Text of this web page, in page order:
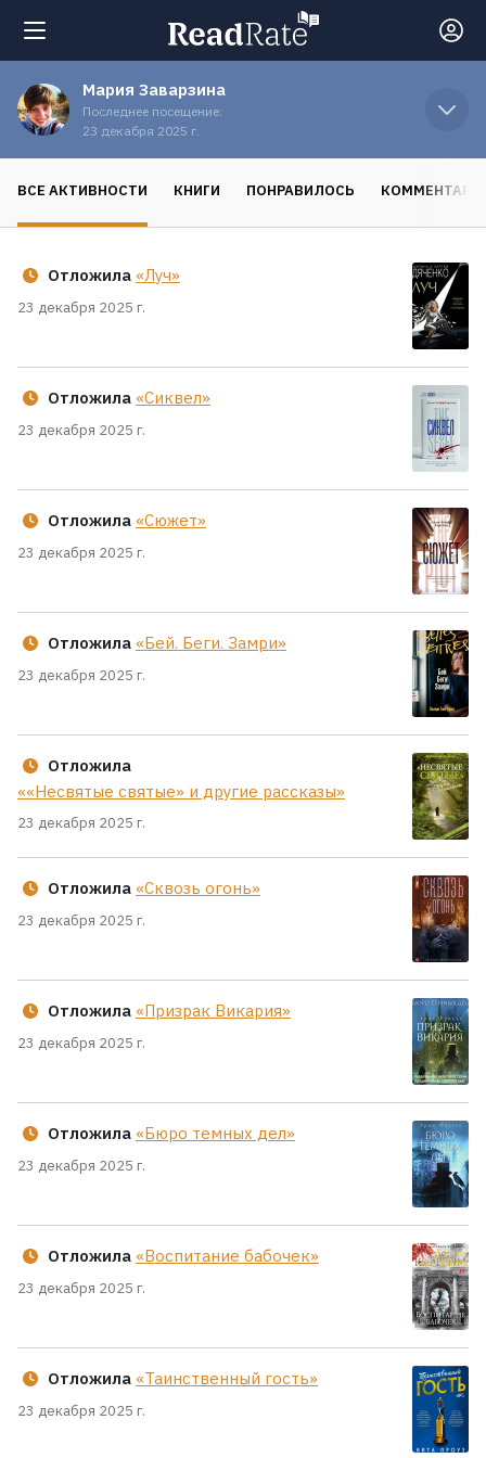
Поиск
Книги
Экранизации
Мария Заварзина
Последнее посещение:
23 декабря 2025 г.
ВСЕ АКТИВНОСТИ КНИГИ ПОНРАВИЛОСЬ
Отложила «Луч»
23 декабря 2025 г.
Отложила «Сиквел»
23 декабря 2025 г.
Отложила «Сюжет»
23 декабря 2025 г.
Отложила «Бей. Беги. Замри»
23 декабря 2025 г.
Отложила
««Несвятые святые» и другие рассказы»
23 декабря 2025 г.
Отложила «Сквозь огонь»
23 декабря 2025 г.
Отложила «Призрак Викария»
23 декабря 2025 г.
Отложила «Бюро темных дел»
23 декабря 2025 г.
Отложила «Воспитание бабочек»
23 декабря 2025 г.
Отложила «Таинственный гость»
23 декабря 2025 г.